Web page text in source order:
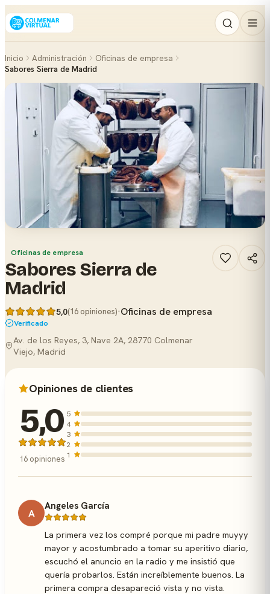
Inicio Administración
Oficinas de empresa
Sabores Sierra de Madrid
Oficinas de empresa
Sabores Sierra de
Madrid
5,0(16 opiniones)·Oficinas de empresa
Verificado
Av. de los Reyes, 3, Nave 2A, 28770 Colmenar
Viejo, Madrid
Opiniones de clientes
5,0
16 opiniones
5
4
3
2
1
A
Angeles García
La primera vez los compré porque mi padre muyyy
mayor y acostumbrado a tomar su aperitivo diario,
escuchó el anuncio en la radio y me insistió que
quería probarlos. Están increíblemente buenos. La
primera compra desapareció vista y no vista.